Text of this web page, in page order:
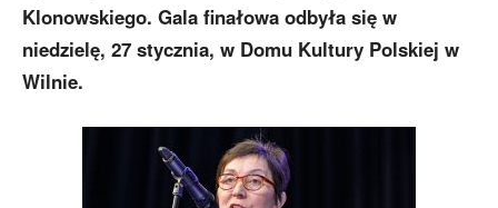
Klonowskiego. Gala finałowa odbyła się w
niedzielę, 27 stycznia, w Domu Kultury Polskiej w
Wilnie.